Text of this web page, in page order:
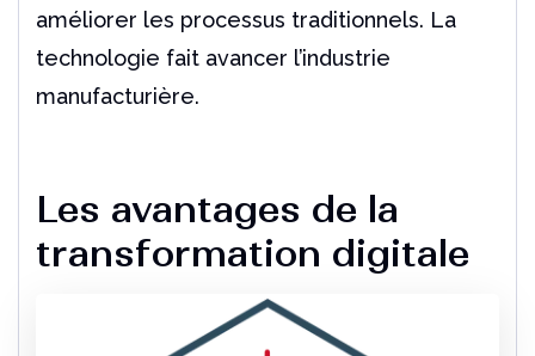
améliorer les processus traditionnels. La
technologie fait avancer l’industrie
manufacturière.
Les avantages de la
transformation digitale